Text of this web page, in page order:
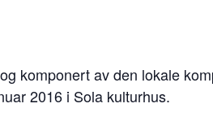
komponert av den lokale
2016 i Sola kulturhus.